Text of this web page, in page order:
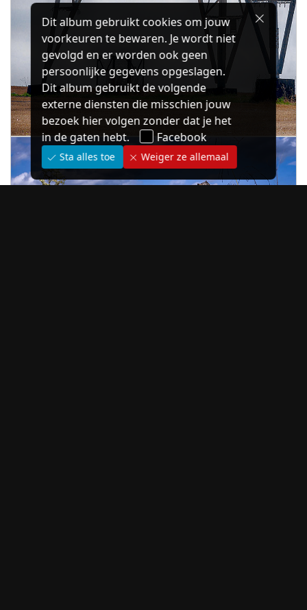
Dit album gebruikt cookies om jouw
voorkeuren te bewaren. Je wordt niet
gevolgd en er worden ook geen
persoonlijke gegevens opgeslagen.
Dit album gebruikt de volgende
externe diensten die misschien jouw
bezoek hier volgen zonder dat je het
in de gaten hebt.
Facebook
Sta alles toe Weiger ze allemaal